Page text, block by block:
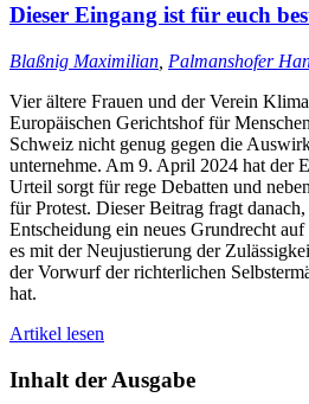
Dieser Eingang ist für euch
Blaßnig Maximilian Palmanshofer
Vier ältere Frauen und der Verein
Europäischen Gerichtshof für
Schweiz nicht genug gegen die
unternehme. Am 9. April 2024 hat der
Urteil sorgt für rege Debatten und
für Protest. Dieser Beitrag fragt
Entscheidung ein neues Grundrecht
es mit der Neujustierung der
der Vorwurf der richterlichen
hat.
Artikel lesen
Inhalt der Ausgabe